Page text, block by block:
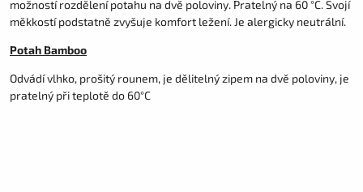
možností rozdělení potahu na dvě poloviny. Pratelný na 60 °C. Svojí
měkkostí podstatně zvyšuje komfort ležení. Je alergicky neutrální.
Potah Bamboo
Odvádí vlhko, prošitý rounem, je dělitelný zipem na dvě poloviny, je
pratelný při teplotě do 60°C